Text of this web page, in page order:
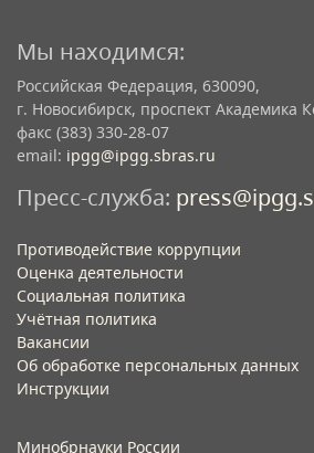
Мы находимся:
Российская Федерация, 630090,
г. Новосибирск, проспект Академика
факс (383) 330-28-07
email: ipgg@ipgg.sbras.ru
Пресс-служба:
Противодействие коррупции
Оценка деятельности
Социальная политика
Учётная политика​
Вакансии​
Об обработке персональных данных​
Инструкции​
Минобрнауки России